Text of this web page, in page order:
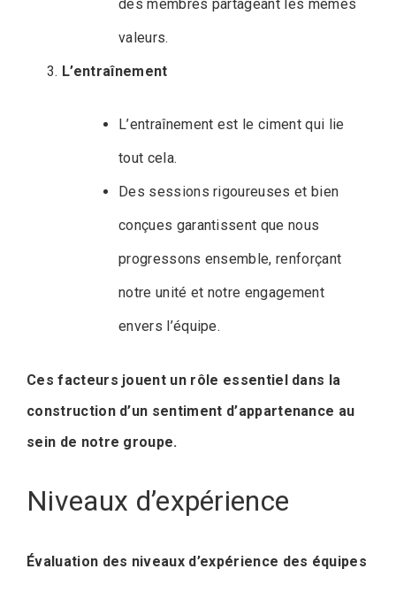
des membres partageant les mêmes
valeurs.
L’entraînement
L’entraînement est le ciment qui lie
tout cela.
Des sessions rigoureuses et bien
conçues garantissent que nous
progressons ensemble, renforçant
notre unité et notre engagement
envers l’équipe.
Ces facteurs jouent un rôle essentiel dans la
construction d’un sentiment d’appartenance au
sein de notre groupe.
Niveaux d’expérience
Évaluation des niveaux d’expérience des équipes